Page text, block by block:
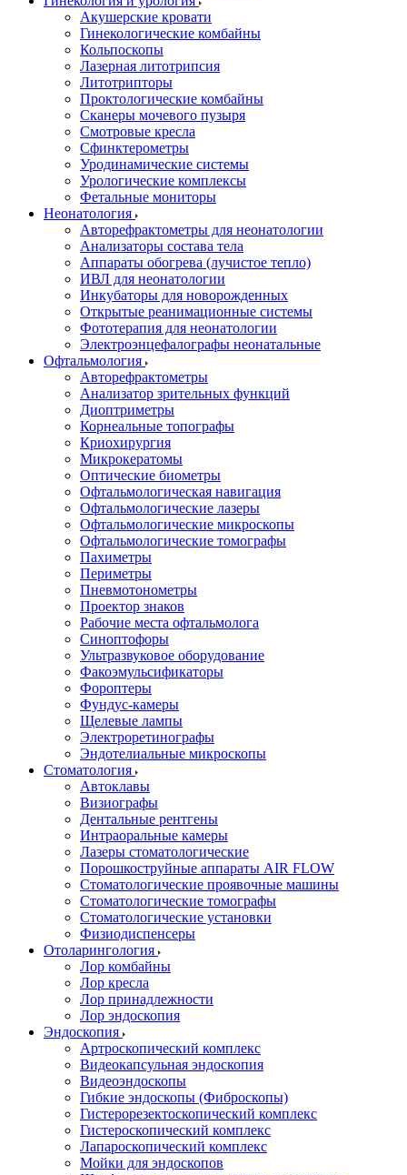
Акушерские кровати
Гинекологические комбайны
Кольпоскопы
Лазерная литотрипсия
Литотрипторы
Проктологические комбайны
Сканеры мочевого пузыря
Смотровые кресла
Сфинктерометры
Уродинамические системы
Урологические комплексы
Фетальные мониторы
Неонатология
Авторефрактометры для неонатологии
Анализаторы состава тела
Аппараты обогрева (лучистое тепло)
ИВЛ для неонатологии
Инкубаторы для новорожденных
Открытые реанимационные системы
Фототерапия для неонатологии
Электроэнцефалографы неонатальные
Офтальмология
Авторефрактометры
Анализатор зрительных функций
Диоптриметры
Корнеальные топографы
Криохирургия
Микрокератомы
Оптические биометры
Офтальмологическая навигация
Офтальмологические лазеры
Офтальмологические микроскопы
Офтальмологические томографы
Пахиметры
Периметры
Пневмотонометры
Проектор знаков
Рабочие места офтальмолога
Синоптофоры
Ультразвуковое оборудование
Факоэмульсификаторы
Фороптеры
Фундус-камеры
Щелевые лампы
Электроретинографы
Эндотелиальные микроскопы
Стоматология
Автоклавы
Визиографы
Дентальные рентгены
Интраоральные камеры
Лазеры стоматологические
Порошкоструйные аппараты AIR FLOW
Стоматологические проявочные машины
Стоматологические томографы
Стоматологические установки
Физиодиспенсеры
Отоларингология
Лор комбайны
Лор кресла
Лор принадлежности
Лор эндоскопия
Эндоскопия
Артроскопический комплекс
Видеокапсульная эндоскопия
Видеоэндоскопы
Гибкие эндоскопы (Фиброcкопы)
Гистерорезектоскопический комплекс
Гистероскопический комплекс
Лапароскопический комплекс
Мойки для эндоскопов